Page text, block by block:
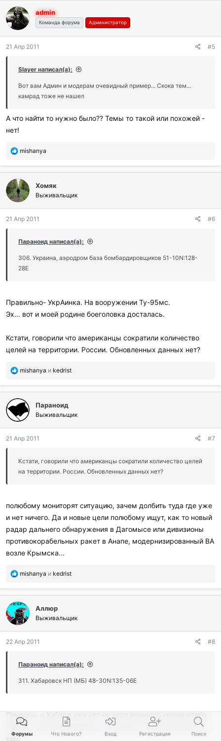
а
г
о
а
и
и
:
admin
Команда форума Администратор
21 Апр 2011 #5
Slayer написал(а):
Вот вам Админ и модерам очевидный пример... Скока тем...
камрад тоже не нашел
А что найти то нужно было?? Темы то такой или похожей -
нет!
П
б
а
г
о
а
и
и
:
mishanya
Хомяк
Выживальщик
21 Апр 2011 #6
Параноид написал(а):
306. Украина, аэродром база бомбардировщиков 51-10N:128-
28E
Правильно- УкрАинка. На вооружении Ту-95мс.
Эх... вот и моей родине боеголовка досталась.
Кстати, говорили что американцы сократили количество
целей на территории. России. Обновленных данных нет?
П
б
а
г
о
а
и
и
mishanya и kedrist
Параноид
Выживальщик
21 Апр 2011 #7
Кстати, говорили что американцы сократили количество целей
на территории. России. Обновленных данных нет?
полюбому мониторят ситуацию, зачем долбить туда где уже
и нет ничего. Да и новые цели полюбому ищут, как то новый
радар дальнего обнаружения в Дагомысе или дивизионы
противокорабельных ракет в Анапе, модернизированный ВА
возле Крымска...
П
б
а
г
о
а
и
и
mishanya и kedrist
Аллюр
Выживальщик
22 Апр 2011 #8
Параноид написал(а):
311. Хабаровск НП (МБ) 48-30N:135-06E
Пиндосы, в Хабаре уже нет ни хера военного кроме штаба
КДВО, а там все ваши(как и в Кремле). Отменяйте цель на
хер!
Форумы Что Нового? Вход Регистрация Поиск